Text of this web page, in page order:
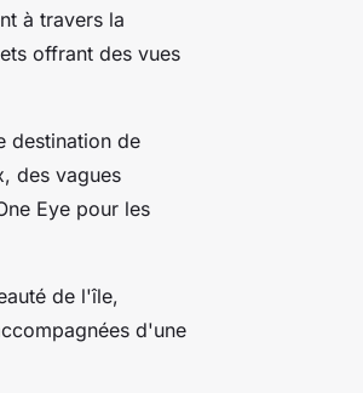
à travers la
offrant des vues
destination de
des vagues
Eye pour les
de l'île,
d'une